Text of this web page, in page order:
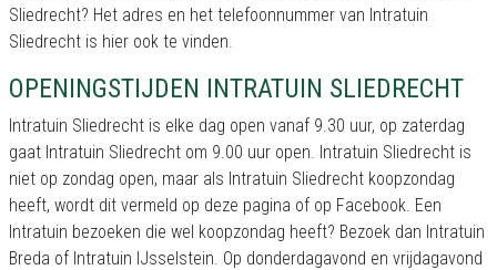
Sliedrecht? Het adres en het telefoonnummer van Intratuin
Sliedrecht is hier ook te vinden.
OPENINGSTIJDEN INTRATUIN SLIEDRECHT
Intratuin Sliedrecht is elke dag open vanaf 9.30 uur, op zaterdag
gaat Intratuin Sliedrecht om 9.00 uur open. Intratuin Sliedrecht is
niet op zondag open, maar als Intratuin Sliedrecht koopzondag
heeft, wordt dit vermeld op deze pagina of op Facebook. Een
Intratuin bezoeken die wel koopzondag heeft? Bezoek dan Intratuin
Breda of Intratuin IJsselstein. Op donderdagavond en vrijdagavond